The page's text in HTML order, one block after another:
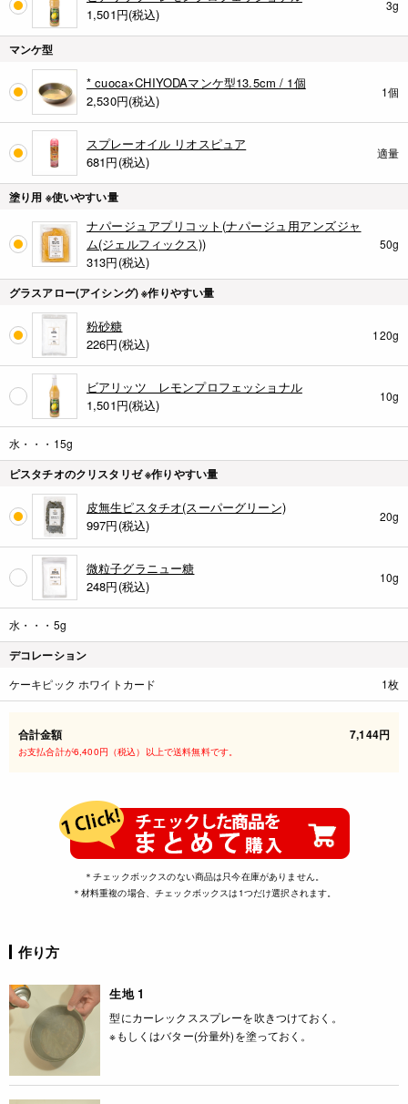
1,501円(税込)
3g
マンケ型
* cuoca×CHIYODAマンケ型13.5cm / 1個
2,530円(税込)
1個
スプレーオイル リオスピュア
681円(税込)
適量
塗り用 ※使いやすい量
ナパージュアプリコット(ナパージュ用アンズジャ
ム(ジェルフィックス))
313円(税込)
50g
グラスアロー(アイシング) ※作りやすい量
粉砂糖
226円(税込)
120g
ビアリッツ レモンプロフェッショナル
1,501円(税込)
10g
水・・・15g
ピスタチオのクリスタリゼ ※作りやすい量
皮無生ピスタチオ(スーパーグリーン)
997円(税込)
20g
微粒子グラニュー糖
248円(税込)
10g
水・・・5g
デコレーション
ケーキピック ホワイトカード 1枚
合計金額 7,144円
お支払合計が6,400円（税込）以上で送料無料です。
＊チェックボックスのない商品は只今在庫がありません。
＊材料重複の場合、チェックボックスは1つだけ選択されます。
作り方
生地 1
型にカーレックススプレーを吹きつけておく。
※もしくはバター(分量外)を塗っておく。